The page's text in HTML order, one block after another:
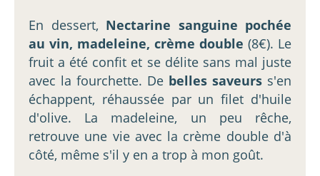
En dessert, Nectarine sanguine pochée
au vin, madeleine, crème double (8€). Le
fruit a été confit et se délite sans mal juste
avec la fourchette. De belles saveurs s'en
échappent, réhaussée par un filet d'huile
d'olive. La madeleine, un peu rêche,
retrouve une vie avec la crème double d'à
côté, même s'il y en a trop à mon goût.